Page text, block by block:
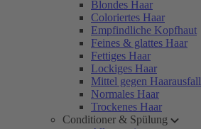
Blondes Haar
Coloriertes Haar
Empfindliche Kopfhaut
Feines & glattes Haar
Fettiges Haar
Lockiges Haar
Mittel gegen Haarausfall
Normales Haar
Trockenes Haar
Conditioner & Spülung